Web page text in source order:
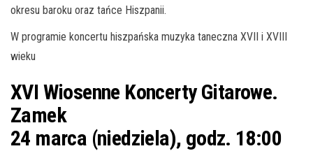
okresu baroku oraz tańce Hiszpanii.
W programie koncertu hiszpańska muzyka taneczna XVII i XVIII
wieku
XVI Wiosenne Koncerty Gitarowe.
Zamek
24 marca (niedziela), godz. 18:00